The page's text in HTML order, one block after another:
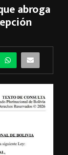
abroga